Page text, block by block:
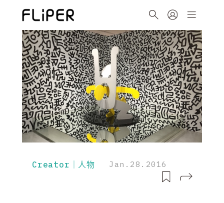
Creator｜人物 Jan.28.2016